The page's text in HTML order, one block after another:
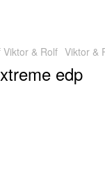
Viktor & Rolf Viktor &
edp